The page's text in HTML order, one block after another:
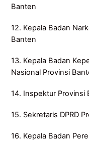
Banten
12. Kepala Badan
Banten
13. Kepala Badan
Nasional Provinsi
14. Inspektur Provinsi
15. Sekretaris DPRD
16. Kepala Badan